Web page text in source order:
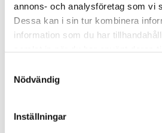
annons- och analysföretag som vi
Dessa kan i sin tur kombinera
information som du har
Nödvändig
Inställningar
Utgångar 1
Matningsspänning
Kommunikation
Temperaturområde